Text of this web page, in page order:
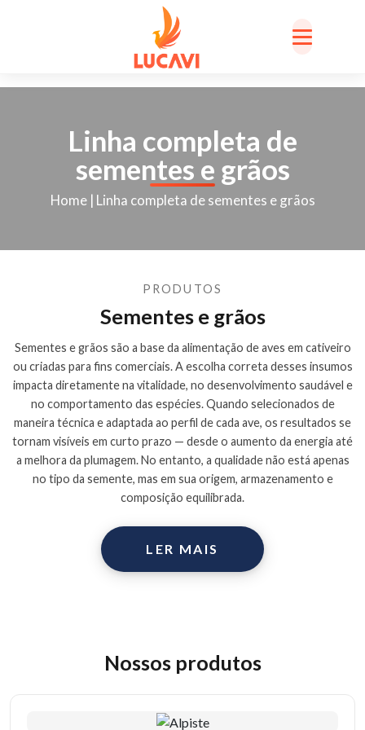
Linha completa de
sementes e grãos
Home| Linha completa de sementes e grãos
PRODUTOS
Sementes e grãos
Sementes e grãos são a base da alimentação de aves em cativeiro
ou criadas para fins comerciais. A escolha correta desses insumos
impacta diretamente na vitalidade, no desenvolvimento saudável e
no comportamento das espécies. Quando selecionados de
maneira técnica e adaptada ao perfil de cada ave, os resultados se
tornam visíveis em curto prazo — desde o aumento da energia até
a melhora da plumagem. No entanto, a qualidade não está apenas
no tipo da semente, mas em sua origem, armazenamento e
composição equilibrada.
LER MAIS
Nossos produtos